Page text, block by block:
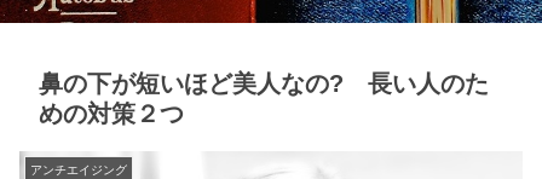
鼻の下が短いほど美人なの? 長い人のた
めの対策２つ
アンチエイジング